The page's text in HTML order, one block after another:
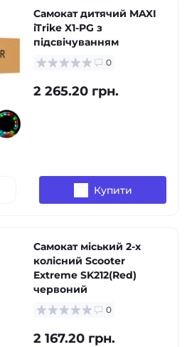
Самокат дитячий MAXI
iTrike X1-PG з
підсвічуванням
0
2 265.20 грн.
Купити
Самокат міський 2-х
колісний Scooter
Extreme SK212(Red)
червоний
0
2 167.20 грн.